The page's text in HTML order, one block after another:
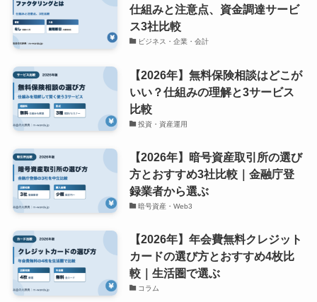
仕組みと注意点、資金調達サービ
ス3社比較
ビジネス・企業・会計
【2026年】無料保険相談はどこが
いい？仕組みの理解と3サービス
比較
投資・資産運用
【2026年】暗号資産取引所の選び
方とおすすめ3社比較｜金融庁登
録業者から選ぶ
暗号資産・Web3
【2026年】年会費無料クレジット
カードの選び方とおすすめ4枚比
較｜生活圏で選ぶ
コラム